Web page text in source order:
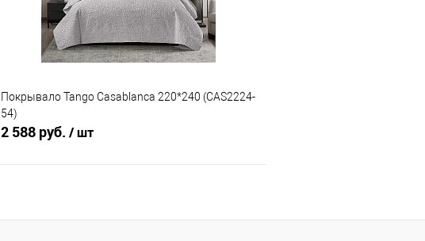
Покрывало Tango Casablanca 220*240 (CAS2224-
54)
2 588 руб. / шт